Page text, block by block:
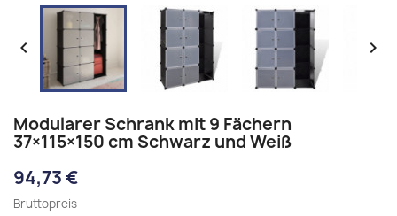
 
Modularer Schrank mit 9 Fächern
37×115×150 cm Schwarz und Weiß
94,73 €
Bruttopreis